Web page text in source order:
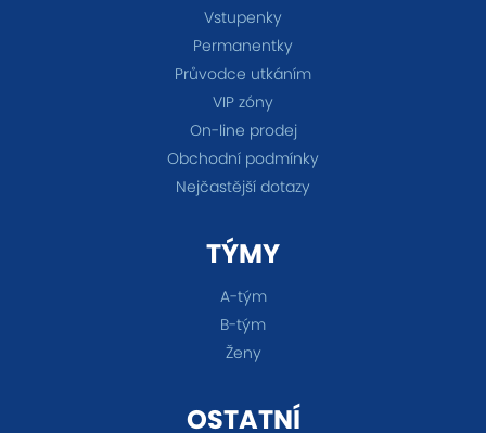
Vstupenky
Permanentky
Průvodce utkáním
VIP zóny
On-line prodej
Obchodní podmínky
Nejčastější dotazy
TÝMY
A-tým
B-tým
Ženy
OSTATNÍ